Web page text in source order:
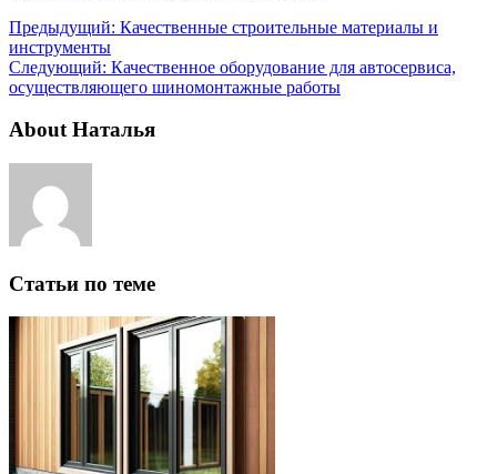
Предыдущий: Качественные строительные материалы и
инструменты
Следующий: Качественное оборудование для автосервиса,
осуществляющего шиномонтажные работы
About Наталья
Статьи по теме